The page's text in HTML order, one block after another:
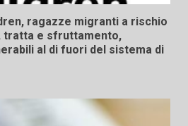
ragazze migranti a rischio
tratta e sfruttamento,
al di fuori del sistema di